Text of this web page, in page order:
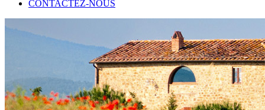
CONTACTEZ-NOUS